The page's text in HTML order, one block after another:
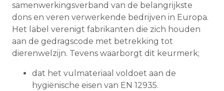
samenwerkingsverband van de belangrijkste
dons en veren verwerkende bedrijven in Europa.
Het label verenigt fabrikanten die zich houden
aan de gedragscode met betrekking tot
dierenwelzijn. Tevens waarborgt dit keurmerk;
dat het vulmateriaal voldoet aan de
hygiënische eisen van EN 12935.